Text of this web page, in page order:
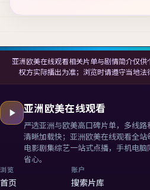
亚洲欧美在线观看相关片单与剧情简介仅
权方实际播出为准；浏览时请遵守当地法
亚洲欧美在线观看
严选亚洲与欧美高口碑片单，多线路
清晰加载快； 亚洲欧美在线观看全站
电影剧集综艺一站式点播，手机电脑
省心。
浏览
首页
账户
搜索片库